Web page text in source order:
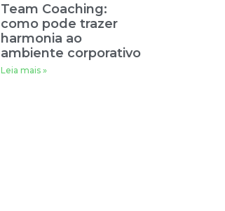
Team Coaching:
como pode trazer
harmonia ao
ambiente corporativo
Leia mais »